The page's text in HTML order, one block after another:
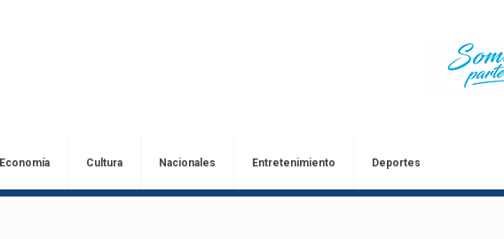
Economía Cultura Nacionales Entretenimiento Deportes